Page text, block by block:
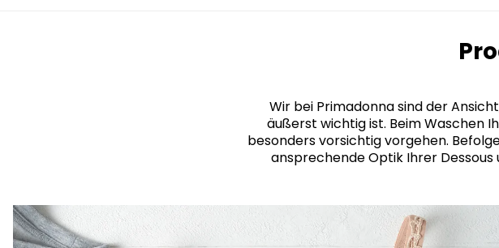
Wir bei Primadonna sind der
äußerst wichtig ist. Beim Waschen
besonders vorsichtig vorgehen.
ansprechende Optik Ihrer